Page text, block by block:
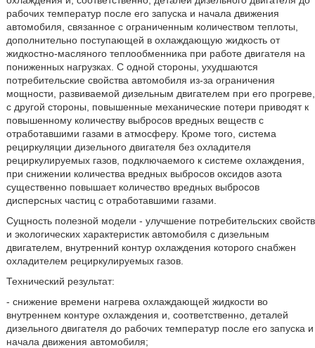
рабочих температур после его запуска и начала движения
автомобиля, связанное с ограниченным количеством теплоты,
дополнительно поступающей в охлаждающую жидкость от
жидкостно-масляного теплообменника при работе двигателя на
пониженных нагрузках. С одной стороны, ухудшаются
потребительские свойства автомобиля из-за ограничения
мощности, развиваемой дизельным двигателем при его прогреве,
с другой стороны, повышенные механические потери приводят к
повышенному количеству выбросов вредных веществ с
отработавшими газами в атмосферу. Кроме того, система
рециркуляции дизельного двигателя без охладителя
рециркулируемых газов, подключаемого к системе охлаждения,
при снижении количества вредных выбросов оксидов азота
существенно повышает количество вредных выбросов
дисперсных частиц с отработавшими газами.
Сущность полезной модели - улучшение потребительских свойств
и экологических характеристик автомобиля с дизельным
двигателем, внутренний контур охлаждения которого снабжен
охладителем рециркулируемых газов.
Технический результат:
- снижение времени нагрева охлаждающей жидкости во
внутреннем контуре охлаждения и, соответственно, деталей
дизельного двигателя до рабочих температур после его запуска и
начала движения автомобиля;